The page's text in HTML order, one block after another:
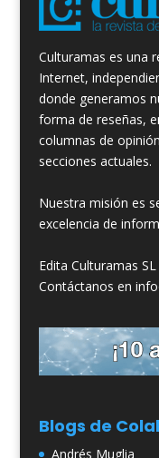
Culturamas es una
Internet,
donde generamos
forma de reseñas,
columnas de
secciones actuales.
Nuestra misión es
excelencia de
Edita Culturamas
Contáctanos en
Blogs de
Andrés Muglia